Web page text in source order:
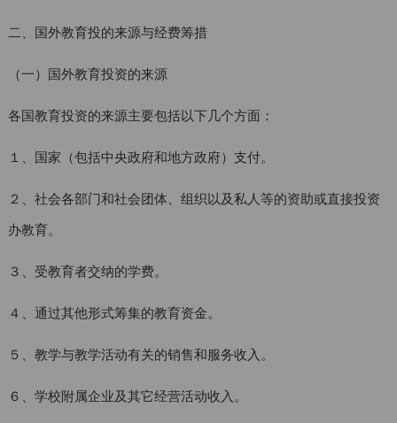
二、国外教育投的来源与经费筹措
（一）国外教育投资的来源
各国教育投资的来源主要包括以下几个方面：
１、国家（包括中央政府和地方政府）支付。
２、社会各部门和社会团体、组织以及私人等的资助或直接投资
办教育。
３、受教育者交纳的学费。
４、通过其他形式筹集的教育资金。
５、教学与教学活动有关的销售和服务收入。
６、学校附属企业及其它经营活动收入。